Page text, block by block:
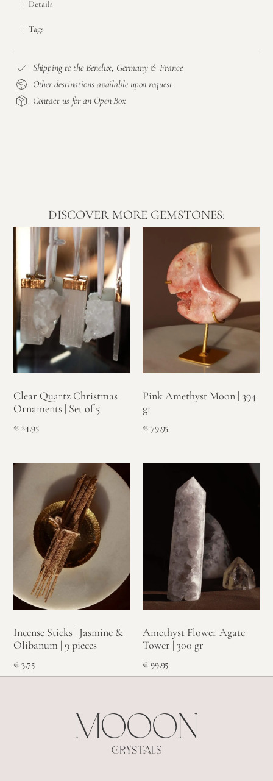
Details
Tags
Shipping to the Benelux, Germany & France
Other destinations available upon request
Contact us for an Open Box
DISCOVER MORE GEMSTONES:
Clear Quartz Christmas
Ornaments | Set of 5
€ 24,95
Pink Amethyst Moon | 394
gr
€79,95
Incense Sticks | Jasmine &
Olibanum | 9 pieces
€ 3,75
Amethyst Flower Agate
Tower | 300 gr
€99,95